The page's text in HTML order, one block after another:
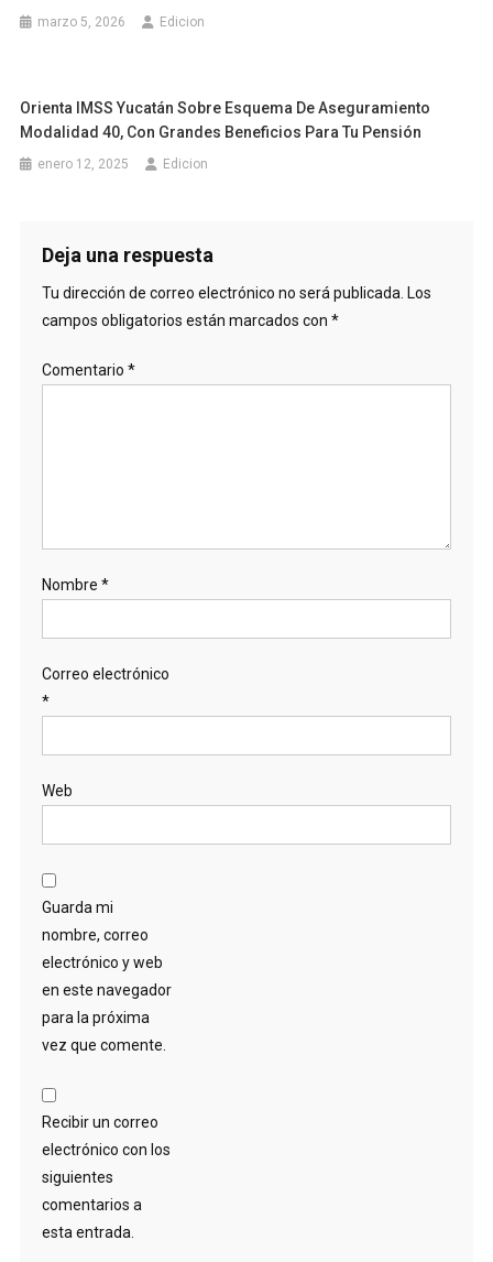
marzo 5, 2026 Edicion
Orienta IMSS Yucatán Sobre Esquema De Aseguramiento
Modalidad 40, Con Grandes Beneficios Para Tu Pensión
enero 12, 2025 Edicion
Deja una respuesta
Tu dirección de correo electrónico no será publicada. Los
campos obligatorios están marcados con *
Comentario *
Nombre *
Correo electrónico
*
Web
Guarda mi
nombre, correo
electrónico y web
en este navegador
para la próxima
vez que comente.
Recibir un correo
electrónico con los
siguientes
comentarios a
esta entrada.